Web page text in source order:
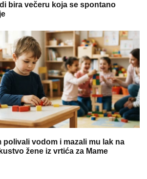
bira večeru koja se spontano
polivali vodom i mazali mu lak na
žene iz vrtića za Mame